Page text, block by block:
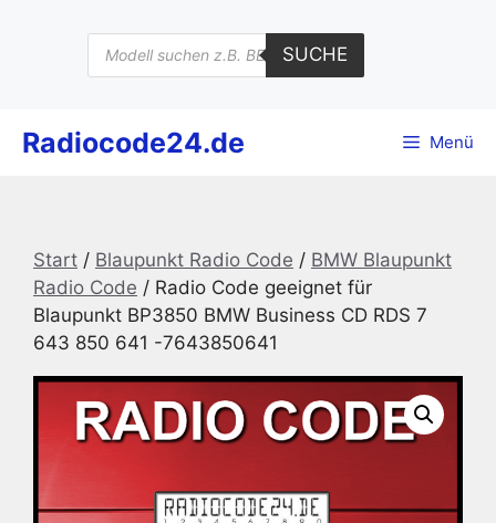
Products
search
SUCHE
Radiocode24.de Menü
Start / Blaupunkt Radio Code / BMW Blaupunkt
Radio Code / Radio Code geeignet für
Blaupunkt BP3850 BMW Business CD RDS 7
643 850 641 -7643850641